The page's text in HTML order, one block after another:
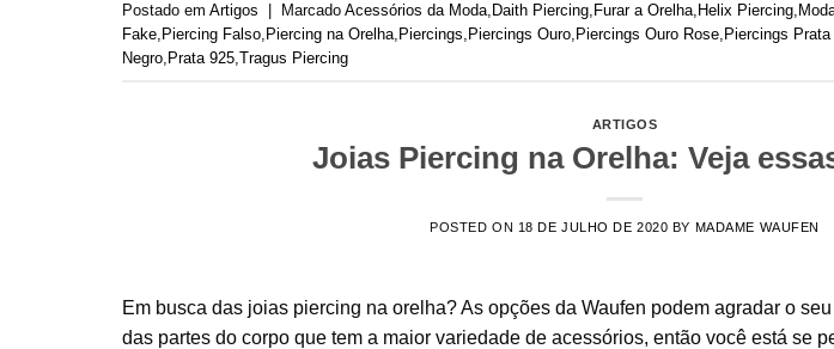
Postado em Artigos Marcado Acessórios da Moda, Daith Piercing, Furar a Orelha, Helix Piercing,
Fake, Piercing Falso, Piercing na Orelha, Piercings, Piercings Ouro, Piercings Ouro Rose, Piercings Prata
Negro, Prata 925,Tragus Piercing
ARTIGOS
Joias Piercing na Orelha: Veja
POSTED ON 18 DE JULHO DE 2020 BY MADAME WAUFEN
Em busca das joias piercing na orelha? As opções da Waufen podem agradar o
das partes do corpo que tem a maior variedade de acessórios, então você está se